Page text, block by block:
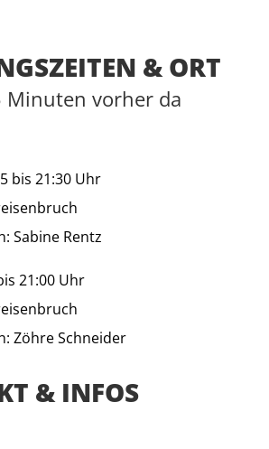
& ORT
Minuten vorher da
bis 21:30 Uhr
Sabine Rentz
21:00 Uhr
Zöhre Schneider
& INFOS